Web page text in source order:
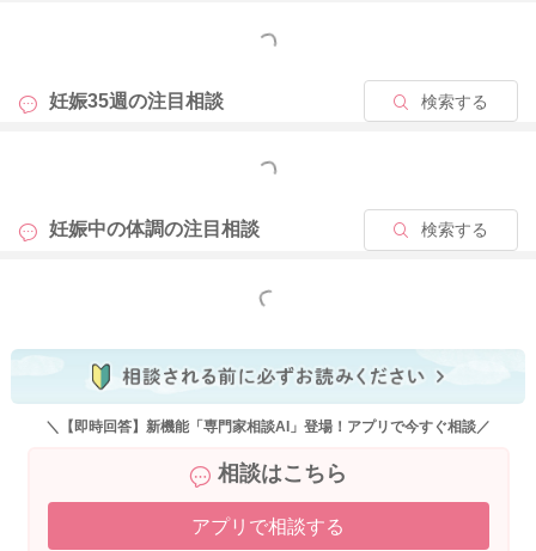
どうぞよろしくお願いします。もっと見る
妊娠35週の注目相談 検索する
もっと見る
妊娠中の体調の注目相談 検索する
もっと見る
＼【即時回答】新機能「専門家相談AI」登場！アプリで今すぐ相談／
相談はこちら
アプリで相談する